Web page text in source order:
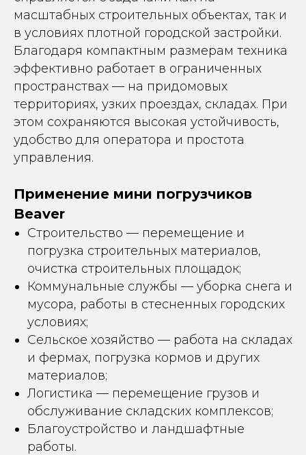
масштабных строительных объектах, так и
в условиях плотной городской застройки.
Благодаря компактным размерам техника
эффективно работает в ограниченных
пространствах — на придомовых
территориях, узких проездах, складах. При
этом сохраняются высокая устойчивость,
удобство для оператора и простота
управления.
Применение мини погрузчиков
Beaver
Строительство — перемещение и
погрузка строительных материалов,
очистка строительных площадок;
Коммунальные службы — уборка снега и
мусора, работы в стесненных городских
условиях;
Сельское хозяйство — работа на складах
и фермах, погрузка кормов и других
материалов;
Логистика — перемещение грузов и
обслуживание складских комплексов;
Благоустройство и ландшафтные
работы.